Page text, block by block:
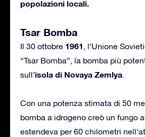
popolazioni locali.
Tsar Bomba
Il 30 ottobre 1961, l’Unione
“Tsar Bomba”, la bomba più
sull’isola di Novaya Zemlya.
Con una potenza stimata di 50
bomba a idrogeno creò un fungo
estendeva per 60 chilometri